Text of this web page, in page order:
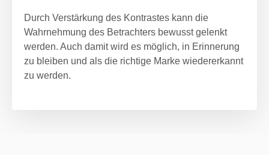
Durch Verstärkung des Kontrastes kann die
Wahrnehmung des Betrachters bewusst gelenkt
werden. Auch damit wird es möglich, in Erinnerung
zu bleiben und als die richtige Marke wiedererkannt
zu werden.